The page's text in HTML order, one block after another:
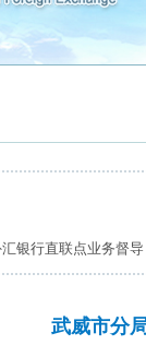
银行直联点业务督导
武威市分